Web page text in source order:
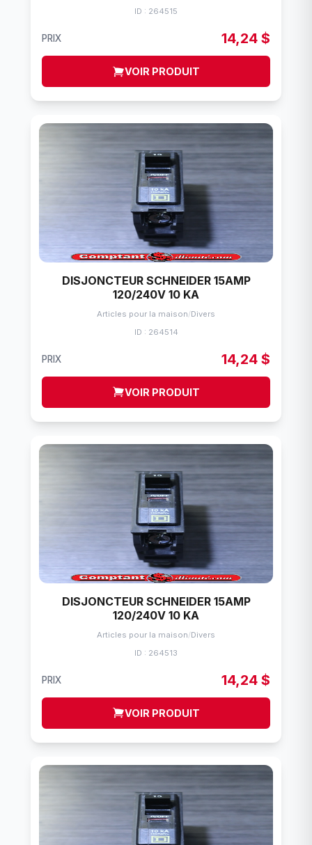
ID : 264515
PRIX 14,24 $
VOIR PRODUIT
DISJONCTEUR SCHNEIDER 15AMP
120/240V 10 KA
Articles pour la maison/Divers
ID : 264514
PRIX 14,24 $
VOIR PRODUIT
DISJONCTEUR SCHNEIDER 15AMP
120/240V 10 KA
Articles pour la maison/Divers
ID : 264513
PRIX 14,24 $
VOIR PRODUIT